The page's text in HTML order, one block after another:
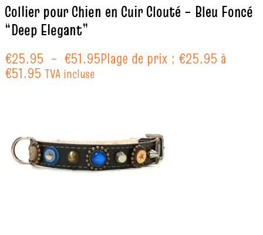
Collier pour Chien en Cuir Clouté – Bleu Foncé
“Deep Elegant”
€25.95 – €51.95Plage de prix : €25.95 à
€51.95 TVA incluse